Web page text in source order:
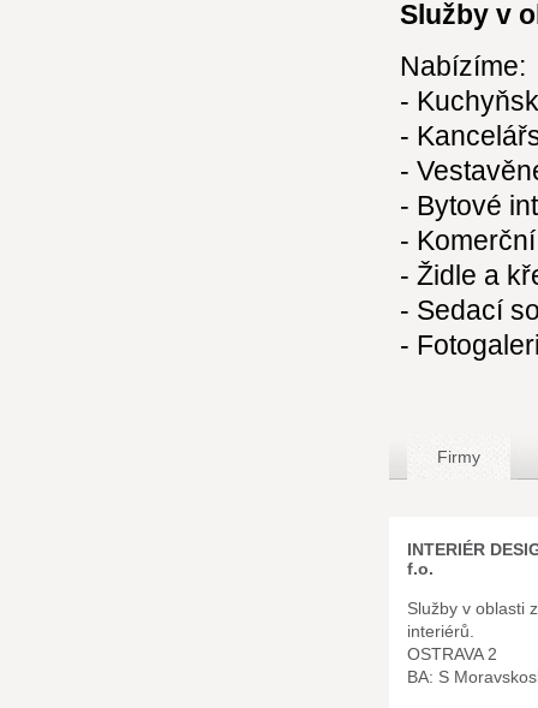
Služby v
Nabízíme:
-
-
-
- Bytové
-
- Židle a
- Sedací
-
Firmy
INTERIÉR
f.o.
Služby v oblasti
interiérů.
OSTRAVA 2
BA: S